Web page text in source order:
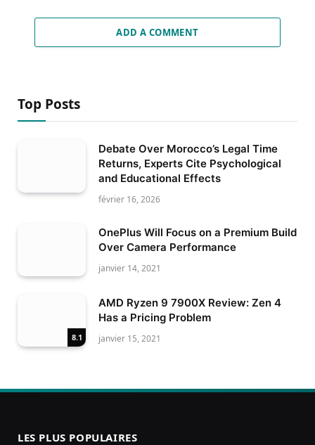
ADD A COMMENT
Top Posts
Debate Over Morocco’s Legal Time
Returns, Experts Cite Psychological
and Educational Effects
février 16, 2026
OnePlus Will Focus on a Premium Build
Over Camera Performance
janvier 14, 2021
8.1
AMD Ryzen 9 7900X Review: Zen 4
Has a Pricing Problem
janvier 15, 2021
LES PLUS POPULAIRES